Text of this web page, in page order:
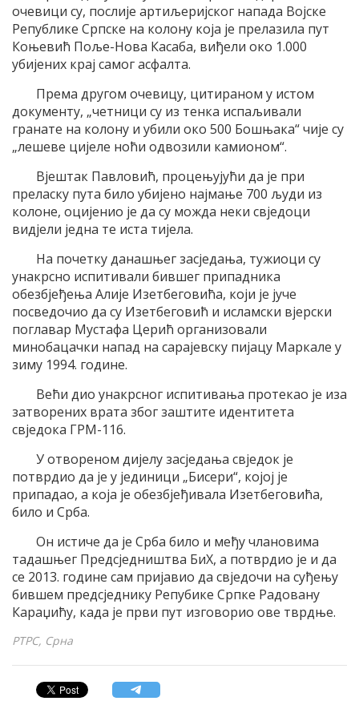
очевици су, послије артиљеријског напада Војске
Републике Српске на колону која је прелазила пут
Коњевић Поље-Нова Касаба, виђели око 1.000
убијених крај самог асфалта.
Према другом очевицу, цитираном у истом
документу, „четници су из тенка испаљивали
гранате на колону и убили око 500 Бошњака“ чије су
„лешеве цијеле ноћи одвозили камионом“.
Вјештак Павловић, процењујући да је при
преласку пута било убијено најмање 700 људи из
колоне, оцијенио је да су можда неки свједоци
видјели једна те иста тијела.
На почетку данашњег засједања, тужиоци су
унакрсно испитивали бившег припадника
обезбјеђења Алије Изетбеговића, који је јуче
посведочио да су Изетбеговић и исламски вјерски
поглавар Мустафа Церић организовали
минобацачки напад на сарајевску пијацу Маркале у
зиму 1994. године.
Већи дио унакрсног испитивања протекао је иза
затворених врата због заштите идентитета
свједока ГРМ-116.
У отвореном дијелу засједања свједок је
потврдио да је у јединици „Бисери“, којој је
припадао, а која је обезбјеђивала Изетбеговића,
било и Срба.
Он истиче да је Срба било и међу члановима
тадашњег Предсједништва БиХ, а потврдио је и да
се 2013. године сам пријавио да свједочи на суђењу
бившем предсједнику Репубике Српке Радовану
Караџићу, када је први пут изговорио ове тврдње.
РТРС, Срна